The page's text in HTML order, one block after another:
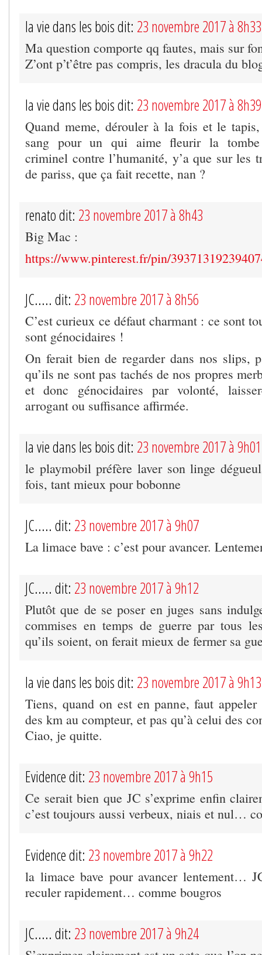
la vie dans les bois dit: 23 novembre 2017 à 8h33
Ma question comporte qq fautes, mais sur
Z’ont p’t’être pas compris, les dracula du
la vie dans les bois dit: 23 novembre 2017 à 8h39
Quand meme, dérouler à la fois et le
sang pour un qui aime fleurir la tombe
criminel contre l’humanité, y’a que sur les
de pariss, que ça fait recette, nan ?
renato dit: 23 novembre 2017 à 8h43
Big Mac :
https://www.pinterest.fr/pin/
JC..... dit: 23 novembre 2017 à 8h56
C’est curieux ce défaut charmant : ce sont
sont génocidaires !
On ferait bien de regarder dans nos slips,
qu’ils ne sont pas tachés de nos propres
et donc génocidaires par volonté,
arrogant ou suffisance affirmée.
la vie dans les bois dit: 23 novembre 2017 à 9h01
le playmobil préfère laver son linge
fois, tant mieux pour bobonne
JC..... dit: 23 novembre 2017 à 9h07
La limace bave : c’est pour avancer.
JC..... dit: 23 novembre 2017 à 9h12
Plutôt que de se poser en juges sans
commises en temps de guerre par tous
qu’ils soient, on ferait mieux de fermer sa
la vie dans les bois dit: 23 novembre 2017 à 9h13
Tiens, quand on est en panne, faut
des km au compteur, et pas qu’à celui des
Ciao, je quitte.
Evidence dit: 23 novembre 2017 à 9h15
Ce serait bien que JC s’exprime enfin
c’est toujours aussi verbeux, niais et nul…
Evidence dit: 23 novembre 2017 à 9h22
la limace bave pour avancer lentement…
reculer rapidement… comme bougros
JC..... dit: 23 novembre 2017 à 9h24